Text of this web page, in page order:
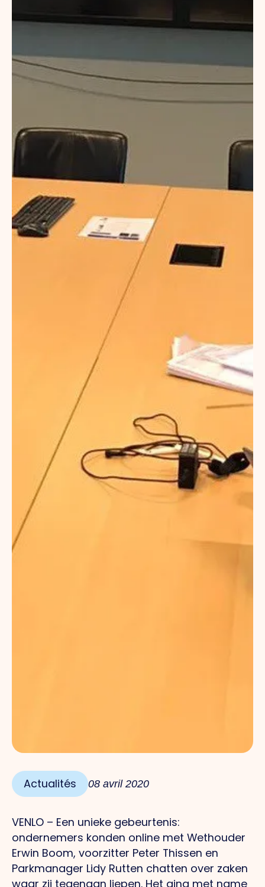
Actualités 08 avril 2020
VENLO – Een unieke gebeurtenis:
ondernemers konden online met Wethouder
Erwin Boom, voorzitter Peter Thissen en
Parkmanager Lidy Rutten chatten over zaken
waar zij tegenaan liepen. Het ging met name